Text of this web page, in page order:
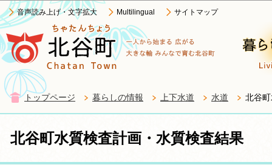
音声読み上げ・文字拡大 Multilingual サイトマップ
トップページ 暮らしの情報 上下水道 水道 北谷
北谷町水質検査計画・水質検査結果